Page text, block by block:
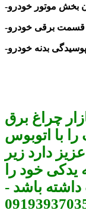
بخش موتور خودرو
برقی خودرو
بدنه خودرو
چراغ برق
با اتوبوس
دارد زیر
خود را
داشته باشد -